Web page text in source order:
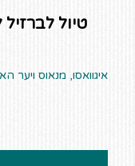
טיול
איגוואסו, מנאוס ויער